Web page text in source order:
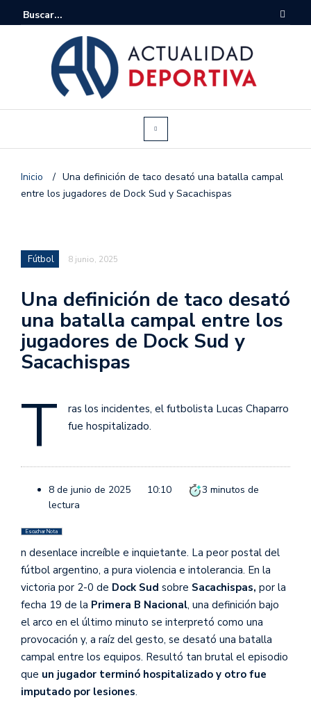
Inicio / Una definición de taco desató una batalla campal
entre los jugadores de Dock Sud y Sacachispas
Fútbol 8 junio, 2025
Una definición de taco desató
una batalla campal entre los
jugadores de Dock Sud y
Sacachispas
T
ras los incidentes, el futbolista Lucas Chaparro
fue hospitalizado.
8 de junio de 2025 10:10 3 minutos de
lectura
Escuchar Nota
n desenlace increíble e inquietante. La peor postal del
fútbol argentino, a pura violencia e intolerancia. En la
victoria por 2-0 de Dock Sud sobre Sacachispas, por la
fecha 19 de la Primera B Nacional, una definición bajo
el arco en el último minuto se interpretó como una
provocación y, a raíz del gesto, se desató una batalla
campal entre los equipos. Resultó tan brutal el episodio
que un jugador terminó hospitalizado y otro fue
imputado por lesiones.